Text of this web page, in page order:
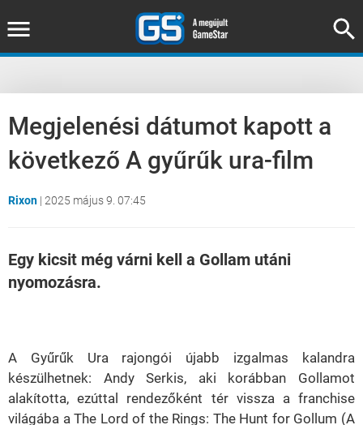
Megjelenési dátumot kapott a
következő A gyűrűk ura-film
Rixon | 2025 május 9. 07:45
Egy kicsit még várni kell a Gollam utáni
nyomozásra.
A Gyűrűk Ura rajongói újabb izgalmas kalandra
készülhetnek: Andy Serkis, aki korábban Gollamot
alakította, ezúttal rendezőként tér vissza a franchise
világába a The Lord of the Rings: The Hunt for Gollum (A